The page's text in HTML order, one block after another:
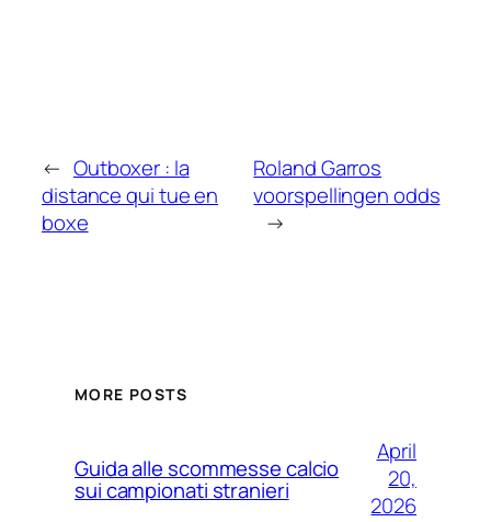
← Outboxer : la
distance qui tue en
boxe
Roland Garros
voorspellingen odds
→
MORE POSTS
Guida alle scommesse calcio
sui campionati stranieri
April
20,
2026